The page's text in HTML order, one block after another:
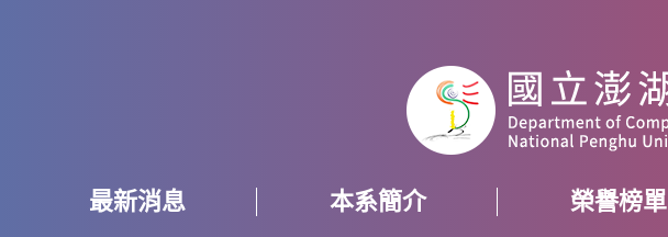
最新消息 本系簡介 榮譽榜單